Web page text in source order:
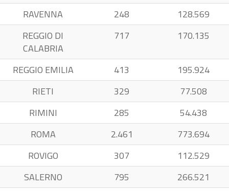
RAVENNA
248
128.569
REGGIO DI
CALABRIA
717 170.135
REGGIO EMILIA 413
195.924
RIETI
329
77.508
RIMINI
285
54.438
ROMA
2.461
773.694
ROVIGO
307
112.529
SALERNO
795
266.521